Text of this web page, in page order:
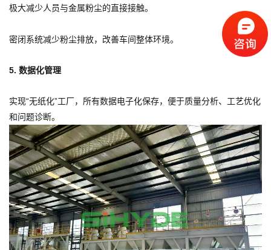
极大减少人员与金属粉尘的直接接触。
密闭系统减少粉尘排放，改善车间整体环境。
5. 数据化管理
实现“无纸化”工厂，所有数据电子化保存，便于质量分析、工艺优化
和问题诊断。